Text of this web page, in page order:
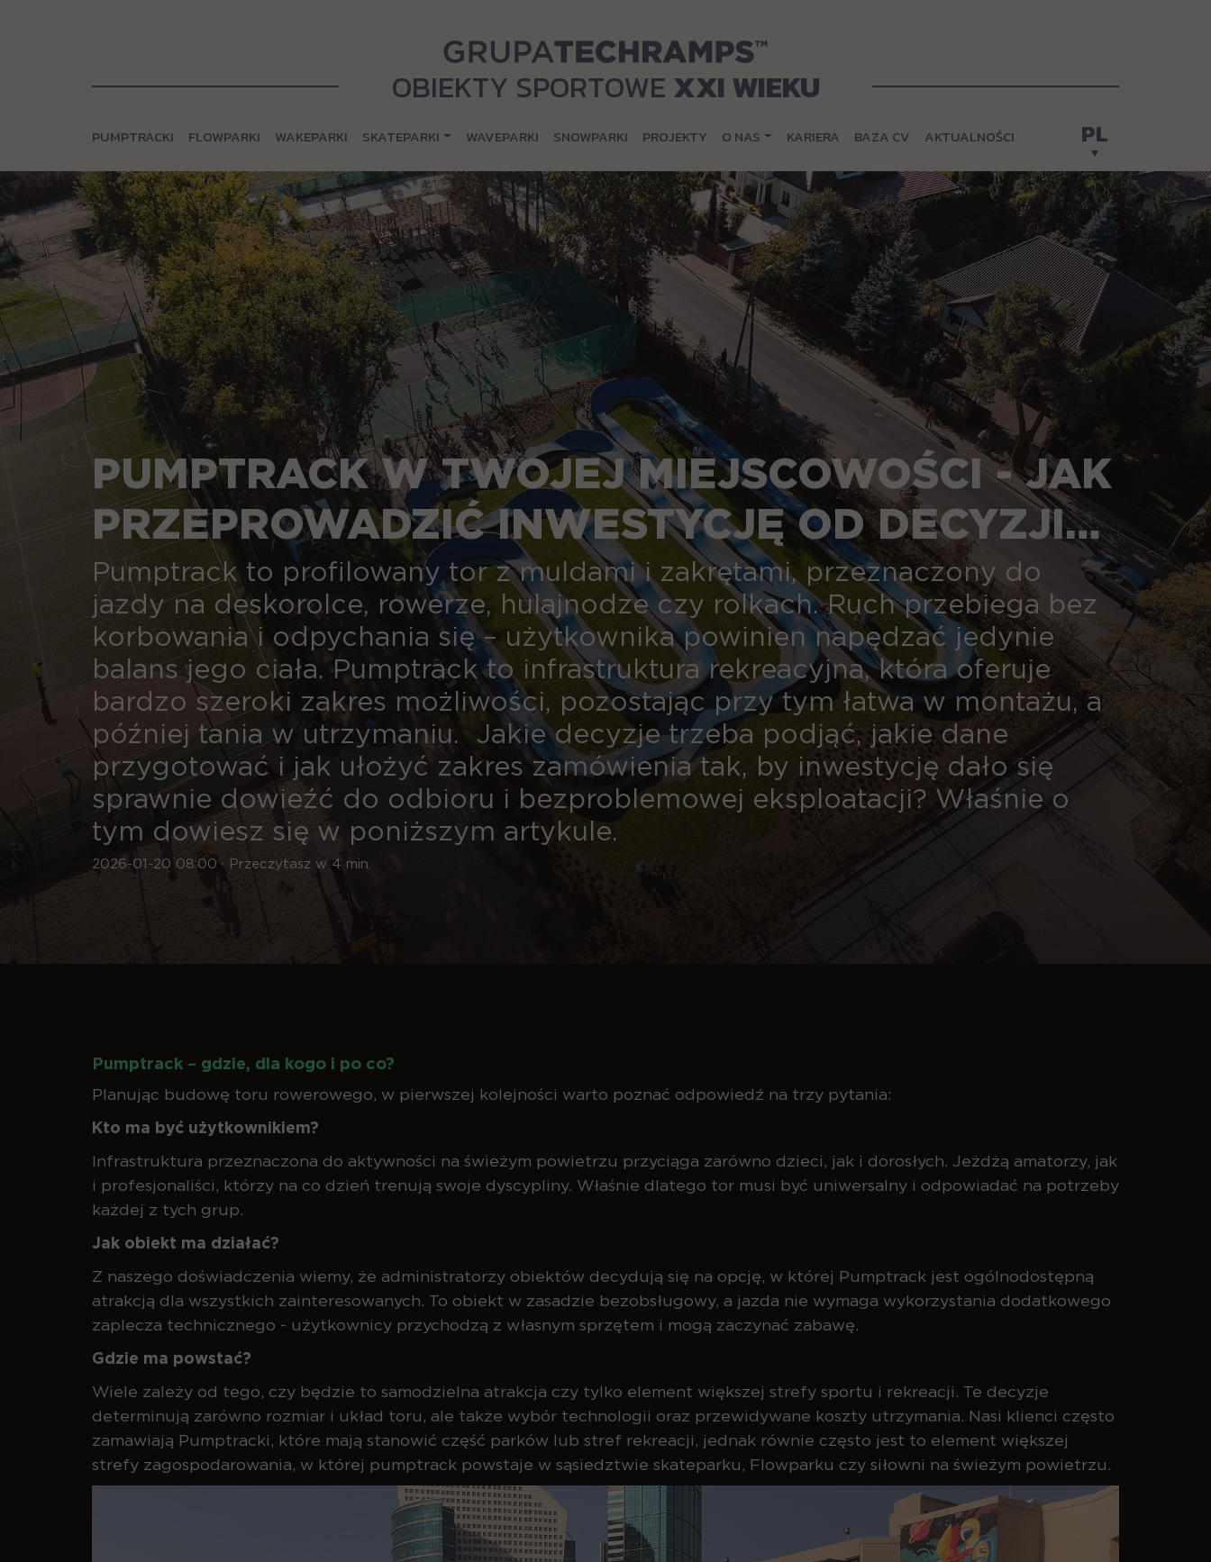
OBIEKTY SPORTOWE XXI WIEKU
PUMPTRACKI FLOWPARKI WAKEPARKI SKATEPARKI WAVEPARKI SNOWPARKI PROJEKTY O NAS KARIERA BAZA CV AKTUALNOŚCI PL
PUMPTRACK W TWOJEJ MIEJSCOWOŚCI - JAK
PRZEPROWADZIĆ INWESTYCJĘ OD DECYZJI
DO ODBIORU.
Pumptrack to profilowany tor z muldami i zakrętami, przeznaczony do
jazdy na deskorolce, rowerze, hulajnodze czy rolkach. Ruch przebiega bez
korbowania i odpychania się – użytkownika powinien napędzać jedynie
balans jego ciała. Pumptrack to infrastruktura rekreacyjna, która oferuje
bardzo szeroki zakres możliwości, pozostając przy tym łatwa w montażu, a
później tania w utrzymaniu. Jakie decyzje trzeba podjąć, jakie dane
przygotować i jak ułożyć zakres zamówienia tak, by inwestycję dało się
sprawnie dowieźć do odbioru i bezproblemowej eksploatacji? Właśnie o
tym dowiesz się w poniższym artykule.
2026-01-20 08:00 · Przeczytasz w 4 min.
Pumptrack – gdzie, dla kogo i po co?
Planując budowę toru rowerowego, w pierwszej kolejności warto poznać odpowiedź na trzy pytania:
Kto ma być użytkownikiem?
Infrastruktura przeznaczona do aktywności na świeżym powietrzu przyciąga zarówno dzieci, jak i dorosłych. Jeżdżą amatorzy, jak
i profesjonaliści, którzy na co dzień trenują swoje dyscypliny. Właśnie dlatego tor musi być uniwersalny i odpowiadać na potrzeby
każdej z tych grup.
Jak obiekt ma działać?
Z naszego doświadczenia wiemy, że administratorzy obiektów decydują się na opcję, w której Pumptrack jest ogólnodostępną
atrakcją dla wszystkich zainteresowanych. To obiekt w zasadzie bezobsługowy, a jazda nie wymaga wykorzystania dodatkowego
zaplecza technicznego - użytkownicy przychodzą z własnym sprzętem i mogą zaczynać zabawę.
Gdzie ma powstać?
Wiele zależy od tego, czy będzie to samodzielna atrakcja czy tylko element większej strefy sportu i rekreacji. Te decyzje
determinują zarówno rozmiar i układ toru, ale także wybór technologii oraz przewidywane koszty utrzymania. Nasi klienci często
zamawiają Pumptracki, które mają stanowić część parków lub stref rekreacji, jednak równie często jest to element większej
strefy zagospodarowania, w której pumptrack powstaje w sąsiedztwie skateparku, Flowparku czy siłowni na świeżym powietrzu.